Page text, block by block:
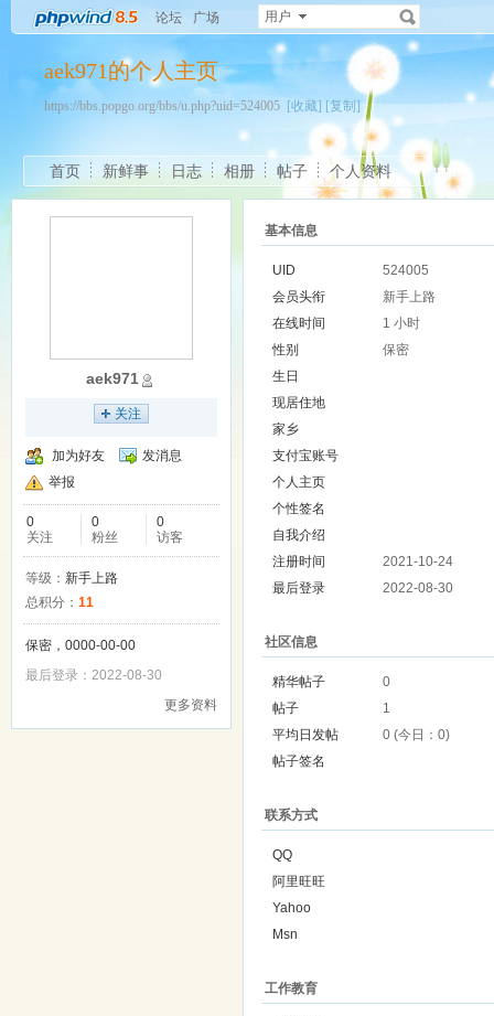
论坛 广场 用户
aek971的个人主页
https://bbs.popgo.org/bbs/u.php?uid=524005 [收藏] [复制]
首页 新鲜事 日志 相册 帖子 个人资料
aek971
关注
加为好友
发消息
举报
0
关注
0
粉丝
0
访客
等级： 新手上路
总积分： 11
保密，0000-00-00
最后登录：2022-08-30
更多资料
基本信息
UID
524005
会员头衔
新手上路
在线时间
1 小时
性别
保密
生日
现居住地
家乡
支付宝账号
个人主页
个性签名
自我介绍
注册时间
2021-10-24
最后登录
2022-08-30
社区信息
精华帖子
0
帖子
1
平均日发帖
0 (今日：0)
帖子签名
联系方式
QQ
阿里旺旺
Yahoo
Msn
工作教育